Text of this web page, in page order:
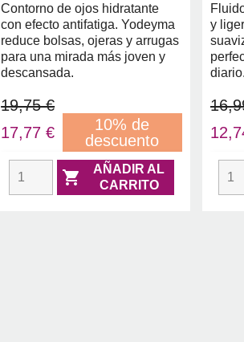
Contorno de ojos hidratante
con efecto antifatiga. Yodeyma
reduce bolsas, ojeras y arrugas
para una mirada más joven y
descansada.
19,75 €
17,77 €
10% de
descuento

AÑADIR AL
CARRITO
y
diario.